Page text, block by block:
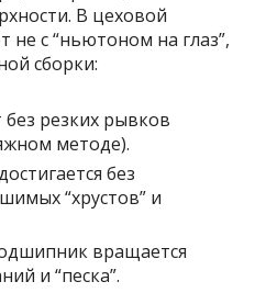
В цеховой
с “ньютоном на глаз”,
сборки:
без резких рывков
методе).
без
“хрустов” и
вращается
и “песка”.